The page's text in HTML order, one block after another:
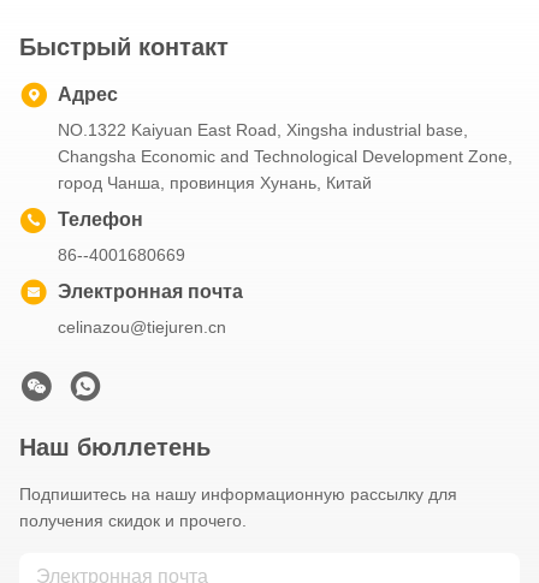
Быстрый контакт
Адрес
NO.1322 Kaiyuan East Road, Xingsha industrial base,
Changsha Economic and Technological Development Zone,
город Чанша, провинция Хунань, Китай
Телефон
86--4001680669
Электронная почта
celinazou@tiejuren.cn
Наш бюллетень
Подпишитесь на нашу информационную рассылку для
получения скидок и прочего.